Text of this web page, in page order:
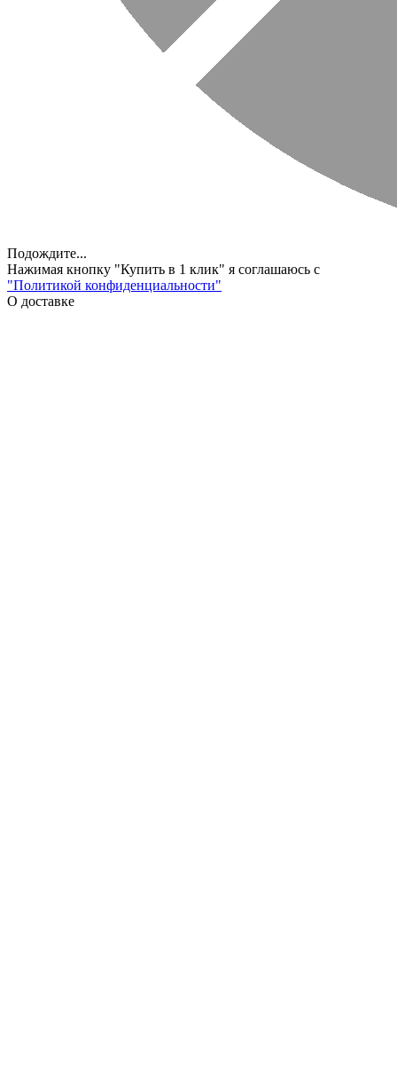
Подождите...
Нажимая кнопку "Купить в 1 клик" я соглашаюсь с
"Политикой конфиденциальности"
О доставке